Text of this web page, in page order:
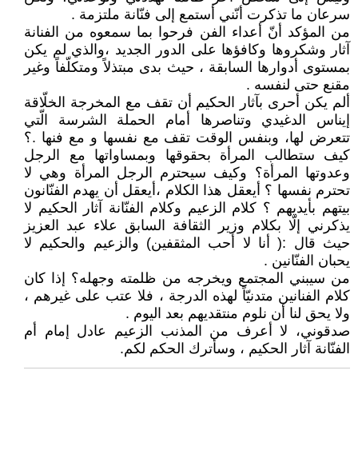
سرعان ما تذكرت أنّني أستمع إلى فنّانة ملتزمة .
من المؤكد أنّ أعداء الفن فرحوا بما سمعوه من الفنانة
آثار وشكروها وكافؤها على الدور الجديد ،والذي لم يكن
بمستوى أدوارها السابقة ، حيث بدى مبتذلاً ومتكلّفاً وغير
مقنع حتى لنفسه .
ألم يكن أحرى بآثار الحكيم أن تقف مع المخرجة الخلّاقة
إيناس الدغيدي وتناصرها أمام الحملة الشرسة الّتي
تتعرض لها، وبنفس الوقت تقف مع نفسها و مع فنها .؟
كيف ستطالب المرأة بحقوقها وبمساواتها مع الرجل
وعدوتها المرأة؟ وكيف سيحترم الرجل المرأة وهي لا
تحترم نفسها ؟ أيعقل هذا الكلام ،أيعقل أن يهدم الفنّانون
بيتهم بأيديهم ؟ كلام الزعيم وكلام الفنّانة آثار الحكيم لا
يذكرني إلّا بكلام وزير الثقافة السابق علاء عبد العزيز
حيث قال :( أنا لا أحب المثقفين) والزعيم والحكيم لا
يحبان الفنّانين .
من سيبني المجتمع ويخرجه من ظلمته وجهله؟ إذا كان
كلام الفنانين متدنيّاً لهذه الدرجة ، فلا عتب على غيرهم ،
ولا يحق لنا أن نلوم منتقديهم بعد اليوم .
صدقوني، لا أعرف من المذنب الزعيم عادل إمام أم
الفنّانة آثار الحكيم ، وسأترك الحكم لكم.